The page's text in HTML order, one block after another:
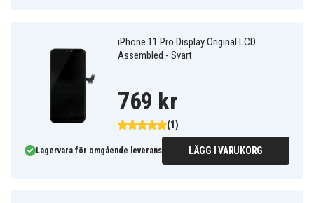
iPhone 11 Pro Display Original LCD
Assembled - Svart
(1)
769 kr
Lagervara för omgående leverans LÄGG I VARUKORG